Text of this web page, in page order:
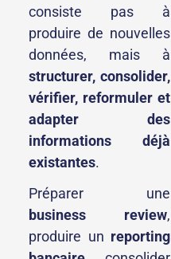
consiste pas à
produire de nouvelles
données, mais à
structurer, consolider,
vérifier, reformuler et
adapter des
informations déjà
existantes.
Préparer une
business review,
produire un reporting